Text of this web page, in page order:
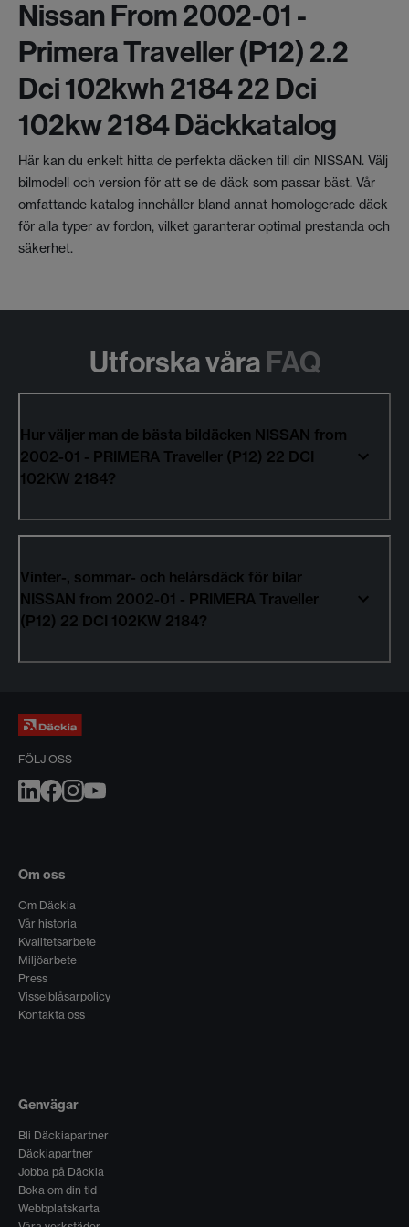
Nissan From 2002-01 -
Primera Traveller (p12) 2.2
Dci 102kwh 2184 22 Dci
102kw 2184 Däckkatalog
Här kan du enkelt hitta de perfekta däcken till din NISSAN. Välj
bilmodell och version för att se de däck som passar bäst. Vår
omfattande katalog innehåller bland annat homologerade däck
för alla typer av fordon, vilket garanterar optimal prestanda och
säkerhet.
Utforska våra FAQ
Hur väljer man de bästa bildäcken NISSAN from
2002-01 - PRIMERA Traveller (P12) 22 DCI
102KW 2184?
Vinter-, sommar- och helårsdäck för bilar
NISSAN from 2002-01 - PRIMERA Traveller
(P12) 22 DCI 102KW 2184?
FÖLJ OSS
Om oss
Om Däckia
Vår historia
Kvalitetsarbete
Miljöarbete
Press
Visselblåsarpolicy
Kontakta oss
Genvägar
Bli Däckiapartner
Däckiapartner
Jobba på Däckia
Boka om din tid
Webbplatskarta